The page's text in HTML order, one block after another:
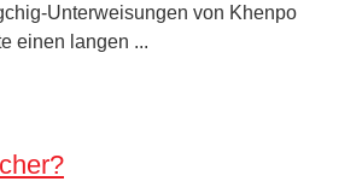
Unterweisungen von Khenpo
einen langen ...